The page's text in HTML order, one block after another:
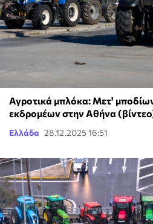
Αγροτικά μπλόκα: Μετ'
εκδρομέων στην Αθήνα
Ελλάδα 28.12.2025 16:51